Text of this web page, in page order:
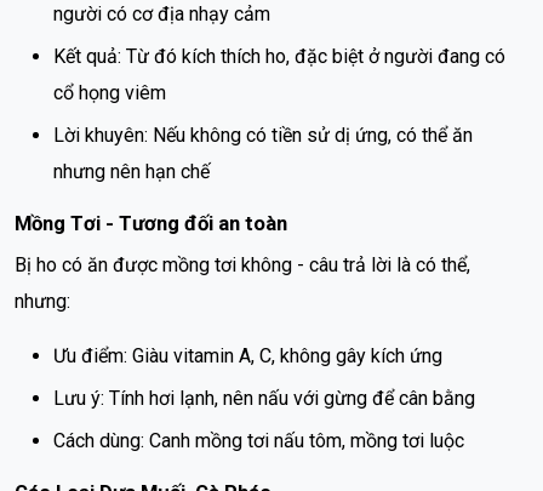
người có cơ địa nhạy cảm
Kết quả: Từ đó kích thích ho, đặc biệt ở người đang có
cổ họng viêm
Lời khuyên: Nếu không có tiền sử dị ứng, có thể ăn
nhưng nên hạn chế
Mồng Tơi - Tương đối an toàn
Bị ho có ăn được mồng tơi không - câu trả lời là có thể,
nhưng:
Ưu điểm: Giàu vitamin A, C, không gây kích ứng
Lưu ý: Tính hơi lạnh, nên nấu với gừng để cân bằng
Cách dùng: Canh mồng tơi nấu tôm, mồng tơi luộc